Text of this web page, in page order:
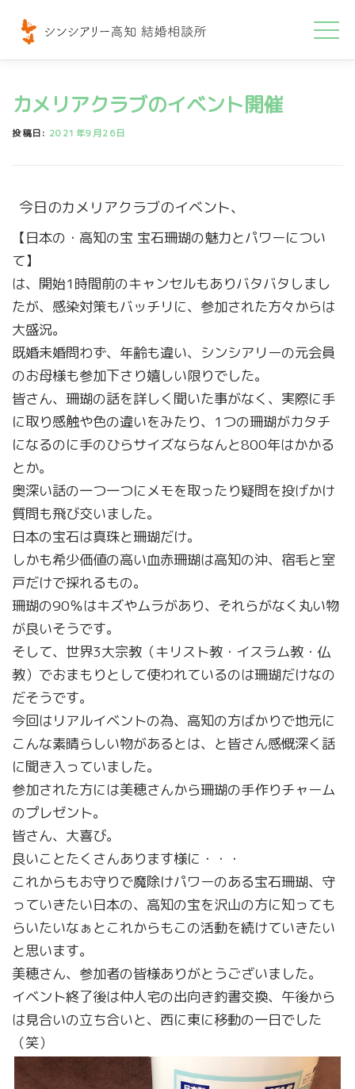
テ
へ
営業時間 9:00～18:00
定休日 火・水曜日
お問い合わせ
カメリアクラブのイベント開催
投稿日: 2021年9月26日
今日のカメリアクラブのイベント、
【日本の・高知の宝 宝石珊瑚の魅力とパワーについ
て】
は、開始1時間前のキャンセルもありバタバタしまし
たが、感染対策もバッチリに、参加された方々からは
大盛況。
既婚未婚問わず、年齢も違い、シンシアリーの元会員
のお母様も参加下さり嬉しい限りでした。
皆さん、珊瑚の話を詳しく聞いた事がなく、実際に手
に取り感触や色の違いをみたり、1つの珊瑚がカタチ
になるのに手のひらサイズならなんと800年はかかる
とか。
奥深い話の一つ一つにメモを取ったり疑問を投げかけ
質問も飛び交いました。
日本の宝石は真珠と珊瑚だけ。
しかも希少価値の高い血赤珊瑚は高知の沖、宿毛と室
戸だけで採れるもの。
珊瑚の90％はキズやムラがあり、それらがなく丸い物
が良いそうです。
そして、世界3大宗教（キリスト教・イスラム教・仏
教）でおまもりとして使われているのは珊瑚だけなの
だそうです。
今回はリアルイベントの為、高知の方ばかりで地元に
こんな素晴らしい物があるとは、と皆さん感慨深く話
に聞き入っていました。
参加された方には美穂さんから珊瑚の手作りチャーム
のプレゼント。
皆さん、大喜び。
良いことたくさんあります様に・・・
これからもお守りで魔除けパワーのある宝石珊瑚、守
っていきたい日本の、高知の宝を沢山の方に知っても
らいたいなぁとこれからもこの活動を続けていきたい
と思います。
美穂さん、参加者の皆様ありがとうございました。
イベント終了後は仲人宅の出向き釣書交換、午後から
は見合いの立ち合いと、西に東に移動の一日でした
（笑）